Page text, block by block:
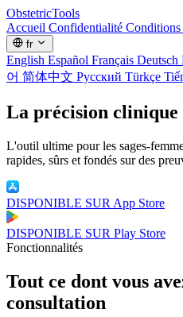
ObstetricTools
Accueil Confidentialité Conditions
fr
English Español Français Deutsch
어 简体中文 Русский Türkçe
La précision clinique
L'outil ultime pour les sages-
rapides, sûrs et fondés sur des
DISPONIBLE SUR App Store
DISPONIBLE SUR Play Store
Fonctionnalités
Tout ce dont vous
consultation